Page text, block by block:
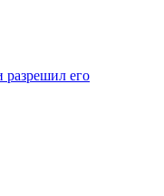
разрешил его